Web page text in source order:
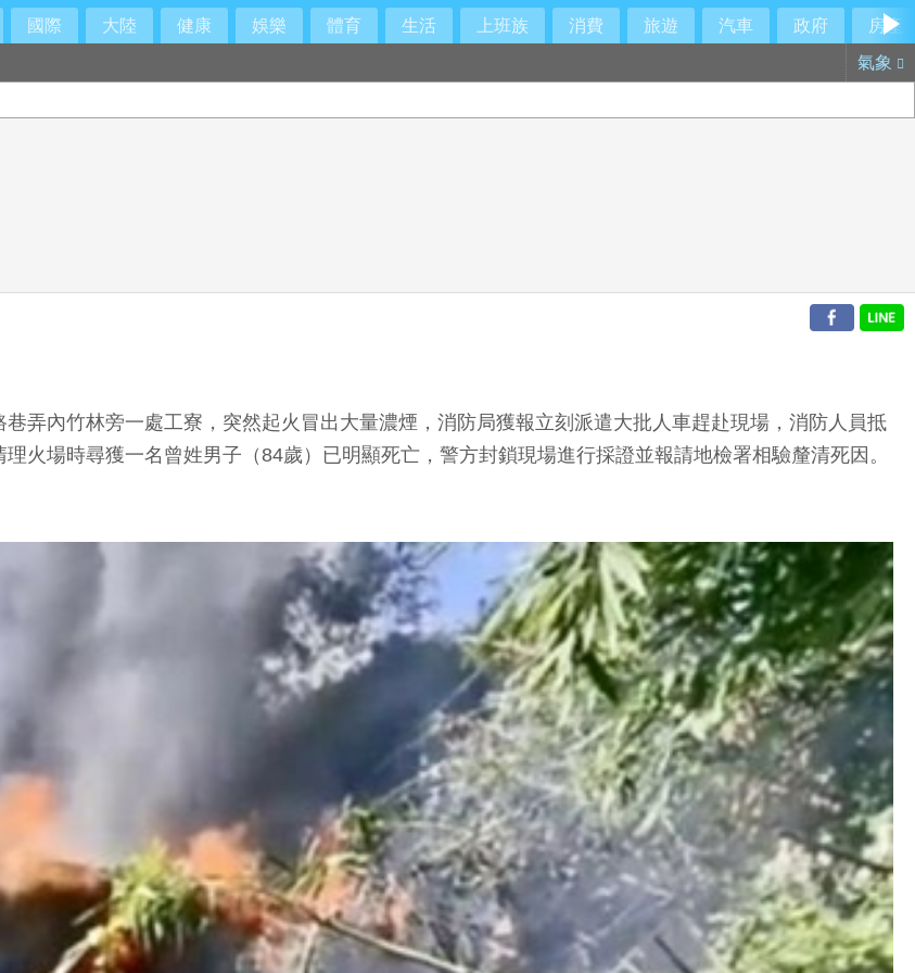
國際 大陸 健康 娛樂 體育 生活 上班族 消費 旅遊 汽車 政府
房產
氣象
弄內竹林旁一處工寮，突然起火冒出大量濃煙，消防局獲報立刻派遣大批人車趕赴現場，消防人員抵
火場時尋獲一名曾姓男子（84歲）已明顯死亡，警方封鎖現場進行採證並報請地檢署相驗釐清死因。